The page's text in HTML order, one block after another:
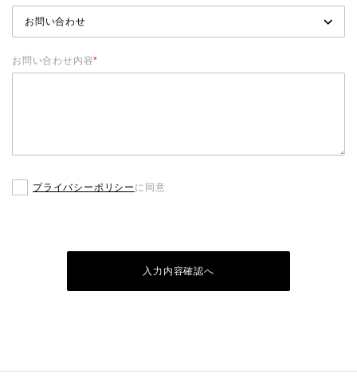
お問い合わせ内容*
プライバシーポリシー に同意
入力内容確認へ